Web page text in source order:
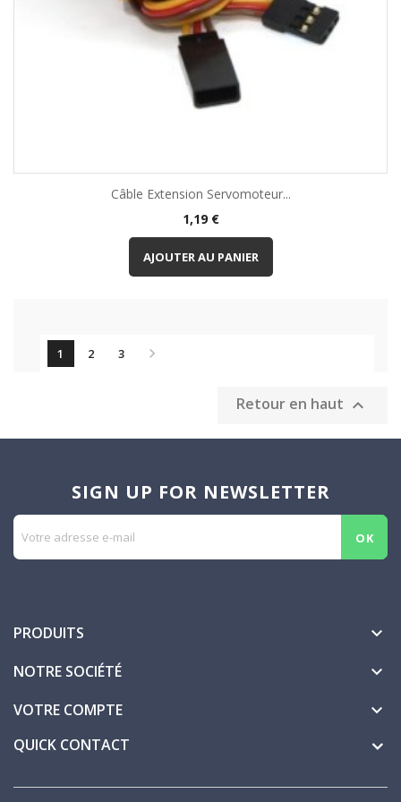
Câble Extension Servomoteur...
Prix
1,19 €
AJOUTER AU PANIER
1 2 3 
Retour en haut 
SIGN UP FOR NEWSLETTER
PRODUITS 
NOTRE SOCIÉTÉ 
VOTRE COMPTE 
QUICK CONTACT